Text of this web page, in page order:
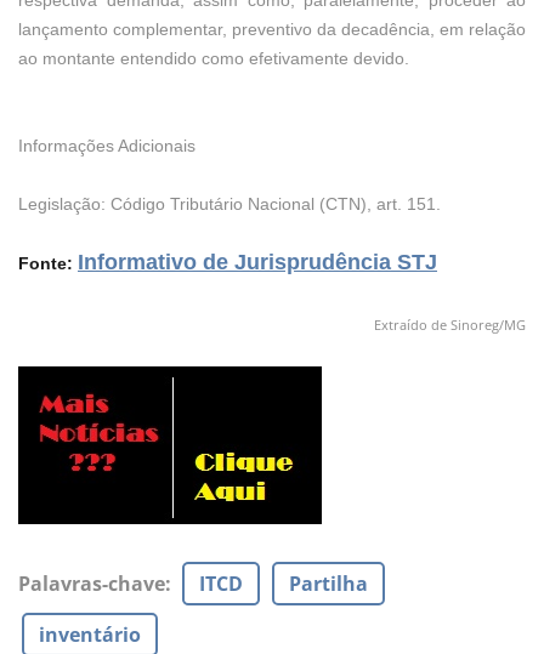
lançamento complementar, preventivo da decadência, em relação
ao montante entendido como efetivamente devido.
Informações Adicionais
Legislação: Código Tributário Nacional (CTN), art. 151.
Fonte: Informativo de Jurisprudência STJ
Extraído de Sinoreg/MG
Palavras-chave: ITCD
Partilha
inventário